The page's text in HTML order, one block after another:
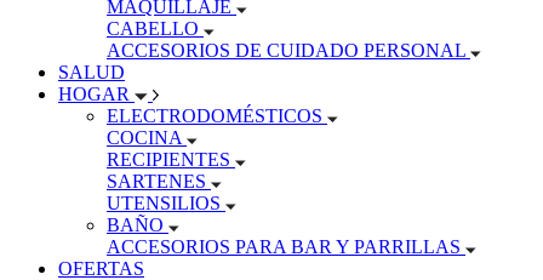
MAQUILLAJE
CABELLO
ACCESORIOS DE CUIDADO PERSONAL
SALUD
HOGAR
ELECTRODOMÉSTICOS
COCINA
RECIPIENTES
SARTENES
UTENSILIOS
BAÑO
ACCESORIOS PARA BAR Y PARRILLAS
OFERTAS